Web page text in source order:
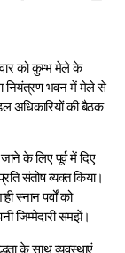
को कुम्भ मेले के
नियंत्रण भवन में मेले से
अधिकारियों की बैठक
के लिए पूर्व में दिए
संतोष व्यक्त किया।
स्नान पर्वों को
जिम्मेदारी समझें।
के साथ व्यवस्थाएं